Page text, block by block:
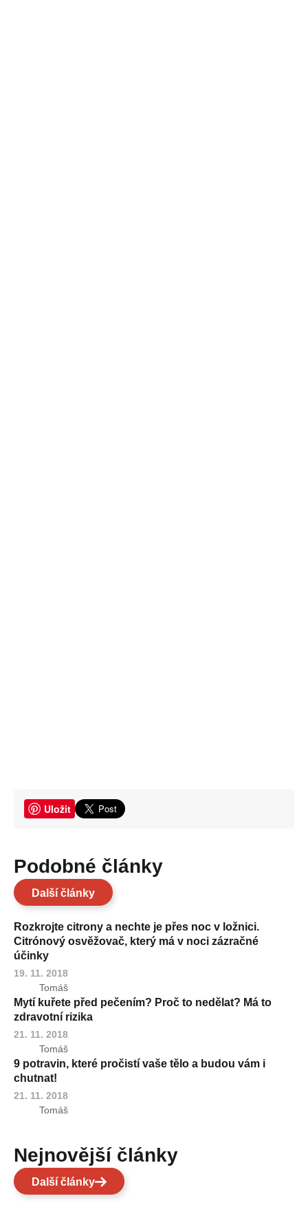
Uložit
Podobné články
Další články
Rozkrojte citrony a nechte je přes noc v ložnici.
Citrónový osvěžovač, který má v noci zázračné
účinky
19. 11. 2018
Tomáš
Mytí kuřete před pečením? Proč to nedělat? Má to
zdravotní rizika
21. 11. 2018
Tomáš
9 potravin, které pročistí vaše tělo a budou vám i
chutnat!
21. 11. 2018
Tomáš
Nejnovější články
Další články